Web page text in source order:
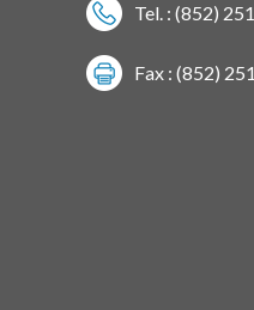
Tel. : (852)
Fax : (852)